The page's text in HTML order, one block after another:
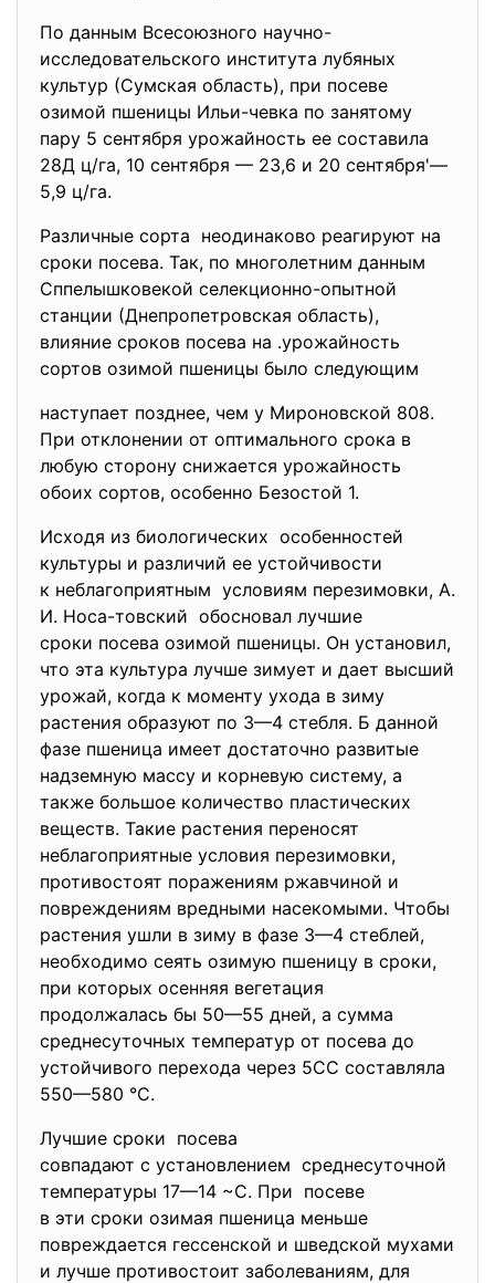
По данным Всесоюзного научно-
исследовательского института лубяных
культур (Сумская область), при посеве
озимой пшеницы Ильи-чевка по занятому
пару 5 сентября урожайность ее составила
28Д ц/га, 10 сентября — 23,6 и 20 сентября'—
5,9 ц/га.
Различные сорта неодинаково реагируют на
сроки посева. Так, по многолетним данным
Сппелышковекой селекционно-опытной
станции (Днепропетровская область),
влияние сроков посева на .урожайность
сортов озимой пшеницы было следующим
наступает позднее, чем у Мироновской 808.
При отклонении от оптимального срока в
любую сторону снижается урожайность
обоих сортов, особенно Безостой 1.
Исходя из биологических особенностей
культуры и различий ее устойчивости
к неблагоприятным условиям перезимовки, А.
И. Носа-товский обосновал лучшие
сроки посева озимой пшеницы. Он установил,
что эта культура лучше зимует и дает высший
урожай, когда к моменту ухода в зиму
растения образуют по 3—4 стебля. Б данной
фазе пшеница имеет достаточно развитые
надземную массу и корневую систему, а
также большое количество пластических
веществ. Такие растения переносят
неблагоприятные условия перезимовки,
противостоят поражениям ржавчиной и
повреждениям вредными насекомыми. Чтобы
растения ушли в зиму в фазе 3—4 стеблей,
необходимо сеять озимую пшеницу в сроки,
при которых осенняя вегетация
продолжалась бы 50—55 дней, а сумма
среднесуточных температур от посева до
устойчивого перехода через 5СС составляла
550—580 °С.
Лучшие сроки посева
совпадают с установлением среднесуточной
температуры 17—14 ~С. При посеве
в эти сроки озимая пшеница меньше
повреждается гессенской и шведской мухами
и лучше противостоит заболеваниям, для